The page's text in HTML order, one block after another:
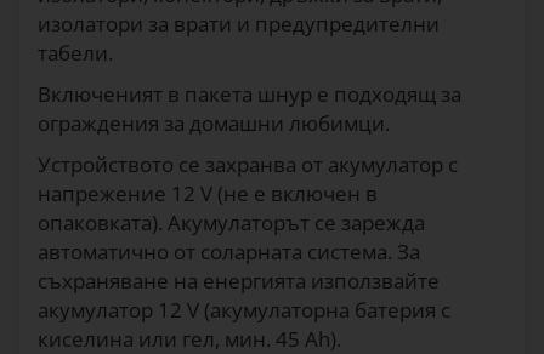
изолатори за врати и предупредителни
табели.
Включеният в пакета шнур е подходящ за
ограждения за домашни любимци.
Устройството се захранва от акумулатор с
напрежение 12 V (не е включен в
опаковката). Акумулаторът се зарежда
автоматично от соларната система. За
съхраняване на енергията използвайте
акумулатор 12 V (акумулаторна батерия с
киселина или гел, мин. 45 Ah).